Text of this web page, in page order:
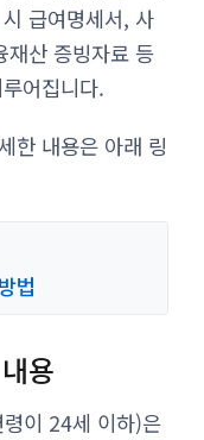
급여명세서, 사
재산 증빙자료 등
어집니다.
한 내용은 아래 링
법
용
이 24세 이하)은